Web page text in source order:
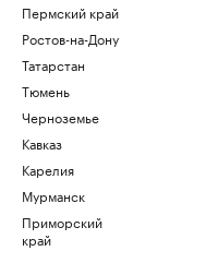
Пермский край
Ростов-на-Дону
Татарстан
Тюмень
Черноземье
Кавказ
Карелия
Мурманск
Приморский
край